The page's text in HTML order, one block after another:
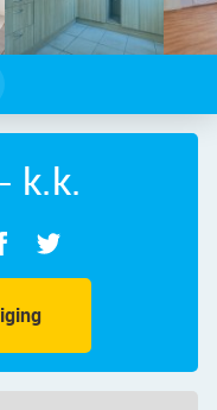
k.k.